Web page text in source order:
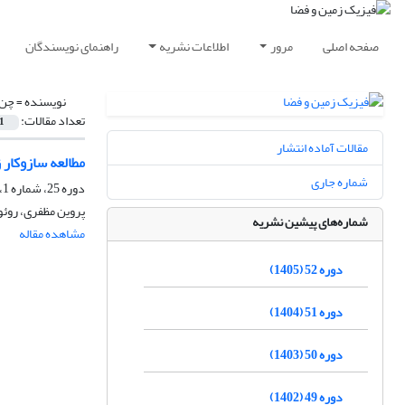
صفحه اصلی مرور اطلاعات نشریه راهنمای نویسندگان
نویسنده =
تعداد مقالات: 1
مطالعه سازوکار زلزله 20 اردیبهشت 1376 (10 مه 1977) قائن- بیرجند به
دوره 25، شماره 1، بهار 1378
پروین مظفری،
مشاهده مقاله
مقالات آماده انتشار
شماره جاری
شماره‌های پیشین نشریه
دوره 52 (1405)
دوره 51 (1404)
دوره 50 (1403)
دوره 49 (1402)